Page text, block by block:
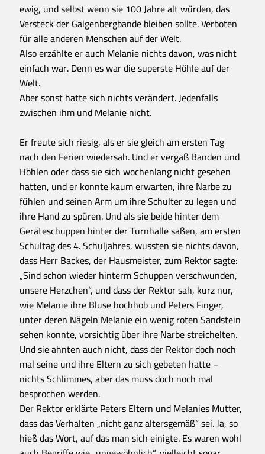
ewig, und selbst wenn sie 100 Jahre alt würden, das
Versteck der Galgenbergbande bleiben sollte. Verboten
für alle anderen Menschen auf der Welt.
Also erzählte er auch Melanie nichts davon, was nicht
einfach war. Denn es war die superste Höhle auf der
Welt.
Aber sonst hatte sich nichts verändert. Jedenfalls
zwischen ihm und Melanie nicht.
Er freute sich riesig, als er sie gleich am ersten Tag
nach den Ferien wiedersah. Und er vergaß Banden und
Höhlen oder dass sie sich wochenlang nicht gesehen
hatten, und er konnte kaum erwarten, ihre Narbe zu
fühlen und seinen Arm um ihre Schulter zu legen und
ihre Hand zu spüren. Und als sie beide hinter dem
Geräteschuppen hinter der Turnhalle saßen, am ersten
Schultag des 4. Schuljahres, wussten sie nichts davon,
dass Herr Backes, der Hausmeister, zum Rektor sagte:
„Sind schon wieder hinterm Schuppen verschwunden,
unsere Herzchen“, und dass der Rektor sah, kurz nur,
wie Melanie ihre Bluse hochhob und Peters Finger,
unter deren Nägeln Melanie ein wenig roten Sandstein
sehen konnte, vorsichtig über ihre Narbe streichelten.
Und sie ahnten auch nicht, dass der Rektor doch noch
mal seine und ihre Eltern zu sich gebeten hatte –
nichts Schlimmes, aber das muss doch noch mal
besprochen werden.
Der Rektor erklärte Peters Eltern und Melanies Mutter,
dass das Verhalten „nicht ganz altersgemäß“ sei. Ja, so
hieß das Wort, auf das man sich einigte. Es waren wohl